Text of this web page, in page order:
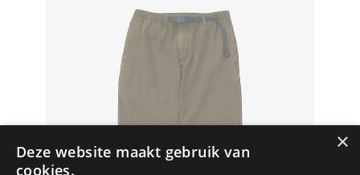
×
Deze website maakt gebruik van
cookies.